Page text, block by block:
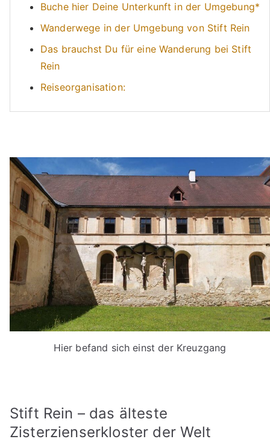
Buche hier Deine Unterkunft in der Umgebung*
Wanderwege in der Umgebung von Stift Rein
Das brauchst Du für eine Wanderung bei Stift
Rein
Reiseorganisation:
Hier befand sich einst der Kreuzgang
Stift Rein – das älteste
Zisterzienserkloster der Welt